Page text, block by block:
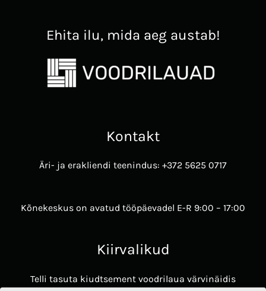
Ehita ilu, mida aeg austab!
Kontakt
Äri- ja erakliendi teenindus: +372 5625 0717
Kõnekeskus on avatud tööpäevadel E-R 9:00 – 17:00
Kiirvalikud
Telli tasuta kiudtsement voodrilaua värvinäidis